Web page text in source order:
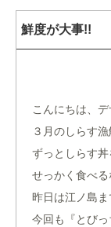
鮮度が大事!!
こんにちは、デ
３月のしらす漁
ずっとしらす丼
せっかく食べる
昨日は江ノ島
今回も『とびっ